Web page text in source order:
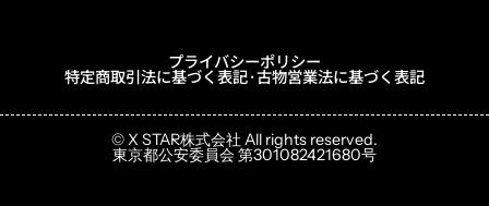
プライバシーポリシー
特定商取引法に基づく表記·古物営業法に基づく表記
© X STAR株式会社 All rights reserved.
東京都公安委員会 第301082421680号